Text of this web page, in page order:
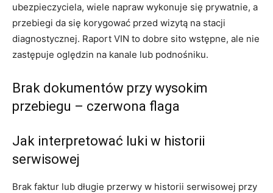
ubezpieczyciela, wiele napraw wykonuje się prywatnie, a
przebiegi da się korygować przed wizytą na stacji
diagnostycznej. Raport VIN to dobre sito wstępne, ale nie
zastępuje oględzin na kanale lub podnośniku.
Brak dokumentów przy wysokim
przebiegu – czerwona flaga
Jak interpretować luki w historii
serwisowej
Brak faktur lub długie przerwy w historii serwisowej przy